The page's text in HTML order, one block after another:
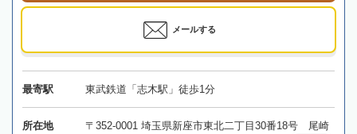
メールする
最寄駅 東武鉄道「志木駅」徒歩1分
所在地
〒352-0001 埼玉県新座市東北二丁目30番18号 尾崎